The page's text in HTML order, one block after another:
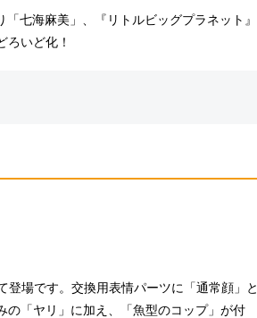
七海麻美」、『リトルビッグプラネット』
ろいど化！
登場です。交換用表情パーツに「通常顔」と
の「ヤリ」に加え、「魚型のコップ」が付